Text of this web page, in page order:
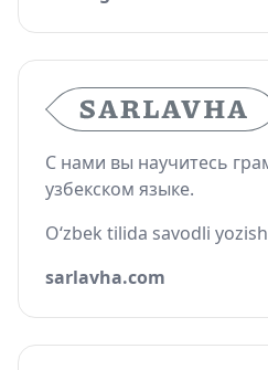
С нами вы научитесь
узбекском языке.
O‘zbek tilida savodli
sarlavha.com